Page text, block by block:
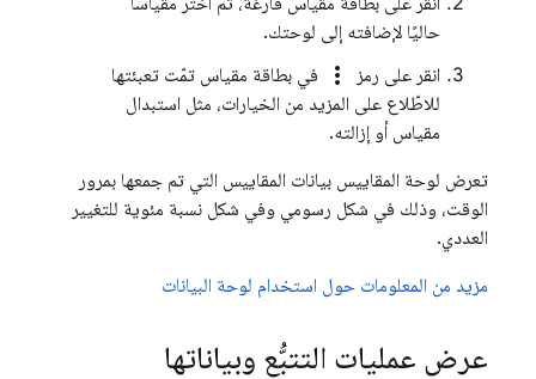
حاليًا لإضافته إلى لوحتك.
انقر على رمز
more_vert
في بطاقة مقياس تمّت تعبئتها
للاطّلاع على المزيد من الخيارات، مثل استبدال
مقياس أو إزالته.
تعرض لوحة المقاييس بيانات المقاييس التي تم جمعها بمرور
الوقت، وذلك في شكل رسومي وفي شكل نسبة مئوية للتغيير
العددي.
مزيد من المعلومات حول استخدام لوحة البيانات
عرض عمليات التتبُّع وبياناتها